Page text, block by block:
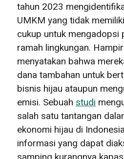
tahun 2023
UMKM yang tidak
cukup untuk mengadopsi
ramah lingkungan.
menyatakan bahwa
dana tambahan untuk
bisnis hijau ataupun
emisi. Sebuah studi
salah satu tantangan
ekonomi hijau di
informasi yang dapat